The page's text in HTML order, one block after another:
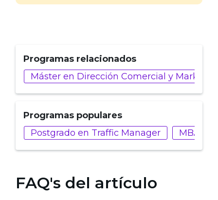
Programas relacionados
Máster en Dirección Comercial y
Programas populares
Postgrado en Traffic Manager
MBA en
FAQ's del artículo